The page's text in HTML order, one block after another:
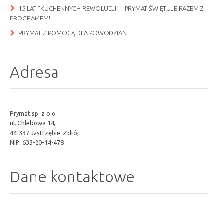
15 LAT “KUCHENNYCH REWOLUCJI” – PRYMAT ŚWIĘTUJE RAZEM Z
PROGRAMEM!
PRYMAT Z POMOCĄ DLA POWODZIAN
Adresa
Prymat sp. z o.o.
ul. Chlebowa 14,
44-337 Jastrzębie-Zdrój
NIP: 633-20-14-478
Dane kontaktowe